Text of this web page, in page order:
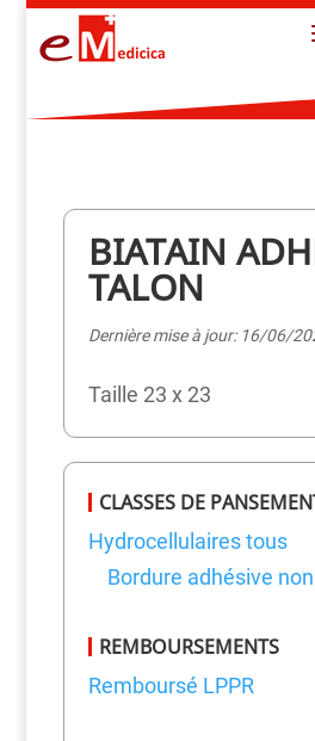
BIATAIN
TALON
Dernière mise à jour: 16/06/
Taille 23 x 23
CLASSES DE
Hydrocellulaires tous
Bordure adhésive
REMBOURSEMENTS
Remboursé LPPR